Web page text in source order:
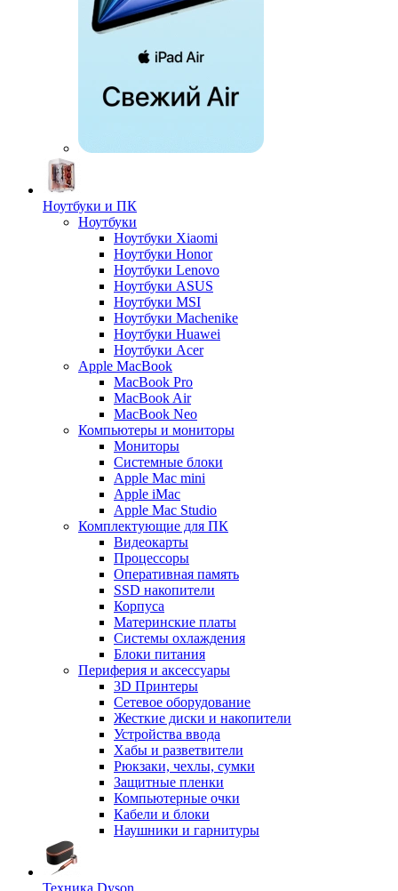
Ноутбуки и ПК
Ноутбуки
Ноутбуки Xiaomi
Ноутбуки Honor
Ноутбуки Lenovo
Ноутбуки ASUS
Ноутбуки MSI
Ноутбуки Machenike
Ноутбуки Huawei
Ноутбуки Acer
Apple MacBook
MacBook Pro
MacBook Air
MacBook Neo
Компьютеры и мониторы
Мониторы
Системные блоки
Apple Mac mini
Apple iMac
Apple Mac Studio
Комплектующие для ПК
Видеокарты
Процессоры
Оперативная память
SSD накопители
Корпуса
Материнские платы
Системы охлаждения
Блоки питания
Периферия и аксессуары
3D Принтеры
Сетевое оборудование
Жесткие диски и накопители
Устройства ввода
Хабы и разветвители
Рюкзаки, чехлы, сумки
Защитные пленки
Компьютерные очки
Кабели и блоки
Наушники и гарнитуры
Техника Dyson